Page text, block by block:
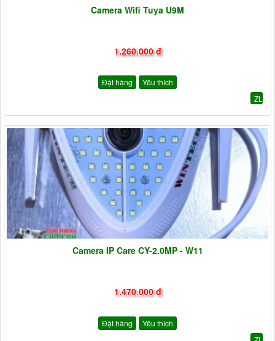
Camera Wifi Tuya U9M
1.260.000 đ
Đặt hàng
Yêu thích
ZL
Camera IP Care CY-2.0MP - W11
1.470.000 đ
Đặt hàng
Yêu thích